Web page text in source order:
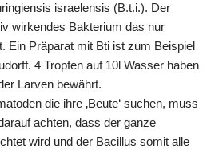
israelensis (B.t.i.). Der
wirkendes Bakterium das nur
Ein Präparat mit Bti ist zum Beispiel
4 Tropfen auf 10l Wasser haben
Larven bewährt.
die ihre ‚Beute‘ suchen, muss
achten, dass der ganze
wird und der Bacillus somit alle